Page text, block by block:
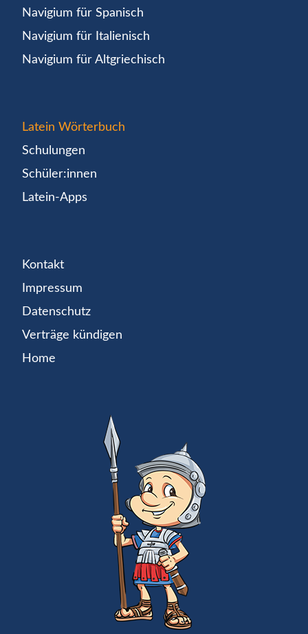
Navigium für Spanisch
Navigium für Italienisch
Navigium für Altgriechisch
Latein Wörterbuch
Schulungen
Schüler:innen
Latein-Apps
Kontakt
Impressum
Datenschutz
Verträge kündigen
Home